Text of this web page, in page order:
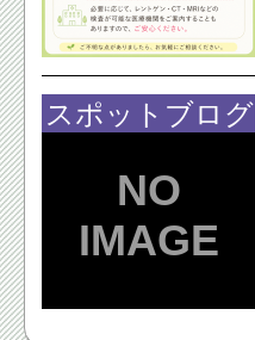
スポットブログ